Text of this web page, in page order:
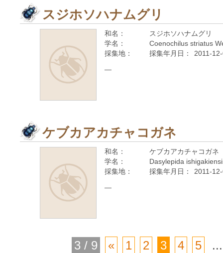
スジホソハナムグリ
和名：
スジホソハナムグリ
学名：
Coenochilus striatus
採集地：
採集年月日： 2011-
—
ケブカアカチャコガネ
和名：
ケブカアカチャコガネ
学名：
Dasylepida
採集地：
採集年月日： 2011-
—
3 / 9 « 1 2 3 4 5 ...